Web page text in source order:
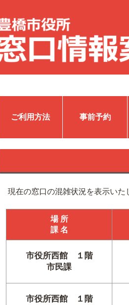
ご利用方法 事前予約
現在の窓口の混雑状況を表示いた
場 所
課 名
市役所西館 １階
市民課
市役所西館 １階